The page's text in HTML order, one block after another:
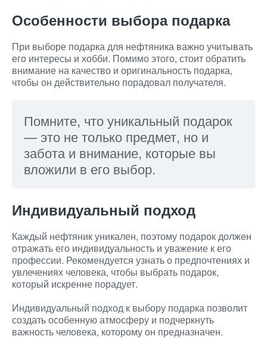
Особенности выбора подарка
При выборе подарка для нефтяника важно учитывать
его интересы и хобби. Помимо этого, стоит обратить
внимание на качество и оригинальность подарка,
чтобы он действительно порадовал получателя.
Помните, что уникальный подарок
— это не только предмет, но и
забота и внимание, которые вы
вложили в его выбор.
Индивидуальный подход
Каждый нефтяник уникален, поэтому подарок должен
отражать его индивидуальность и уважение к его
профессии. Рекомендуется узнать о предпочтениях и
увлечениях человека, чтобы выбрать подарок,
который искренне порадует.
Индивидуальный подход к выбору подарка позволит
создать особенную атмосферу и подчеркнуть
важность человека, которому он предназначен.